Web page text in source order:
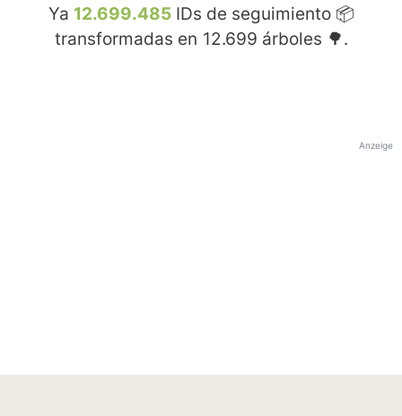
Ya 12.699.485IDs de seguimiento 📦
transformadas en 12.699 árboles 🌳.
Anzeige